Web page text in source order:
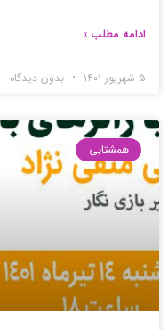
ادامه مطلب »
۵ شهریور ۱۴۰۱ بدون دیدگاه
همشتابی